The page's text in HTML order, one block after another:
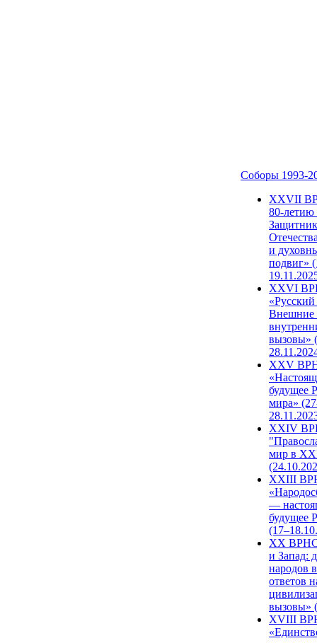
Соборы 1993-
ХХVII
80-
и
подвиг»
XXVI
Внешние
вызовы»
XXV
будущее
мира»
XXIV
мир в
XXIII
—
будущее
XX ВРНС
и Запад:
народов
ответов
вызовы»
XVIII